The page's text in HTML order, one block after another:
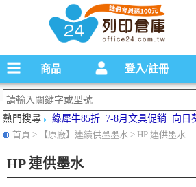
碳粉匣，墨水匣,原廠碳粉匣，副廠碳粉匣，環保碳粉
倉庫線上購物手機版
商品 登入/註冊
熱門搜尋 綠犀牛85折 7-8月文具促銷 向日
首頁 > 【原廠】連續供墨墨水 > HP 連供墨水
HP 連供墨水